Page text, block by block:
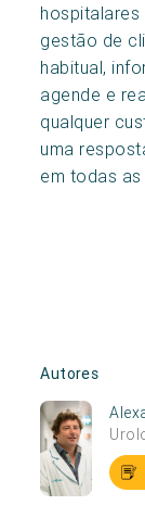
hospitalares
gestão de
habitual,
agende e
qualquer
uma
em todas as
Autores